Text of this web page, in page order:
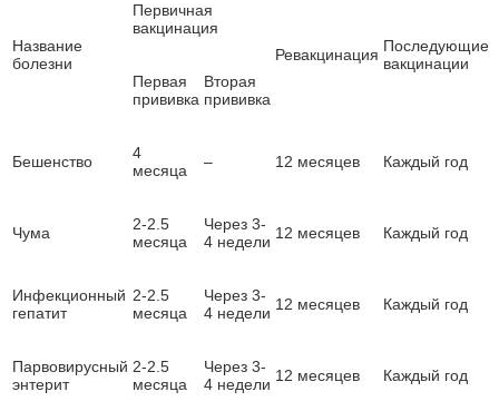
Название
болезни
Первичная
вакцинация
Ревакцинация Последующие
вакцинации
Первая
прививка
Вторая
прививка
Бешенство
4
месяца
– 12 месяцев Каждый год
Чума
2-2.5
месяца
Через 3-
4 недели 12 месяцев Каждый год
Инфекционный
гепатит
2-2.5
месяца
Через 3-
4 недели 12 месяцев Каждый год
Парвовирусный
энтерит
2-2.5
месяца
Через 3-
4 недели 12 месяцев Каждый год